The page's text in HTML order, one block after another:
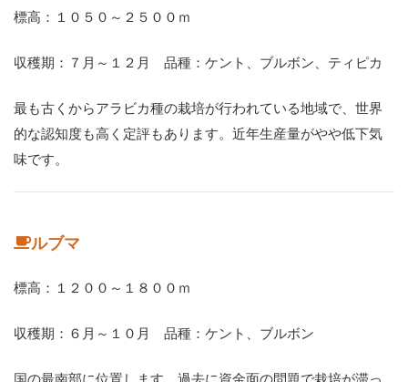
標高：１０５０～２５００ｍ
収穫期：７月～１２月 品種：ケント、ブルボン、ティピカ
最も古くからアラビカ種の栽培が行われている地域で、世界
的な認知度も高く定評もあります。近年生産量がやや低下気
味です。
ルブマ
標高：１２００～１８００ｍ
収穫期：６月～１０月 品種：ケント、ブルボン